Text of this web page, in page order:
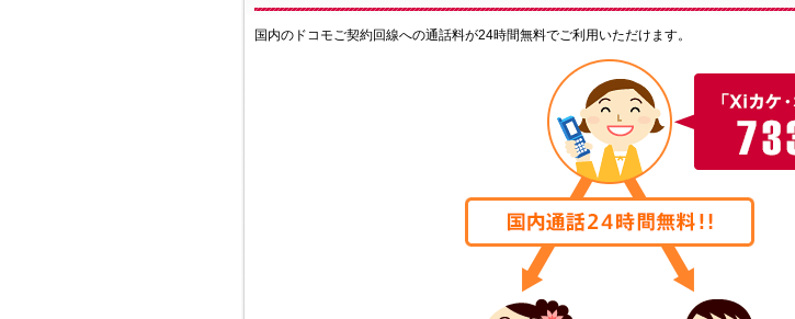
国内のドコモご契約回線への通話料が24時間無料でご利用いただけます。